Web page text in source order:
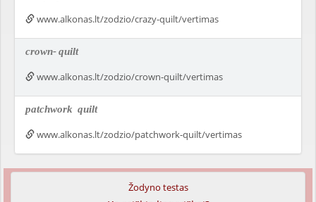
www.alkonas.lt/zodzio/crazy-quilt/vertimas
crown-quilt
www.alkonas.lt/zodzio/crown-quilt/vertimas
patchwork quilt
www.alkonas.lt/zodzio/patchwork-quilt/vertimas
Žodyno testas